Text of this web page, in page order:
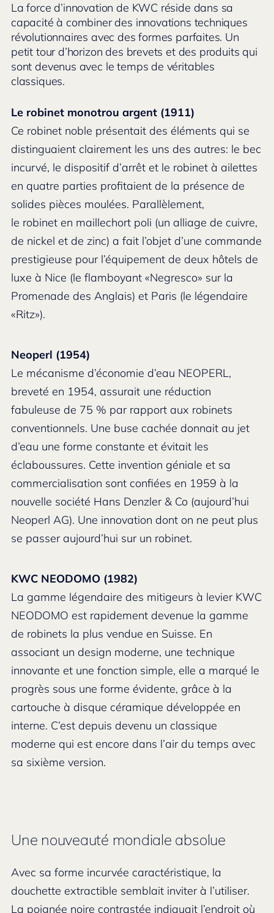
La force d’innovation de KWC réside dans sa
capacité à combiner des innovations techniques
révolutionnaires avec des formes parfaites. Un
petit tour d’horizon des brevets et des produits qui
sont devenus avec le temps de véritables
classiques.
Le robinet monotrou argent (1911)
Ce robinet noble présentait des éléments qui se
distinguaient clairement les uns des autres: le bec
incurvé, le dispositif d’arrêt et le robinet à ailettes
en quatre parties profitaient de la présence de
solides pièces moulées. Parallèlement,
le robinet en maillechort poli (un alliage de cuivre,
de nickel et de zinc) a fait l’objet d’une commande
prestigieuse pour l’équipement de deux hôtels de
luxe à Nice (le flamboyant «Negresco» sur la
Promenade des Anglais) et Paris (le légendaire
«Ritz»).
Neoperl (1954)
Le mécanisme d’économie d’eau NEOPERL,
breveté en 1954, assurait une réduction
fabuleuse de 75 % par rapport aux robinets
conventionnels. Une buse cachée donnait au jet
d’eau une forme constante et évitait les
éclaboussures. Cette invention géniale et sa
commercialisation sont confiées en 1959 à la
nouvelle société Hans Denzler & Co (aujourd’hui
Neoperl AG). Une innovation dont on ne peut plus
se passer aujourd’hui sur un robinet.
KWC NEODOMO (1982)
La gamme légendaire des mitigeurs à levier KWC
NEODOMO est rapidement devenue la gamme
de robinets la plus vendue en Suisse. En
associant un design moderne, une technique
innovante et une fonction simple, elle a marqué le
progrès sous une forme évidente, grâce à la
cartouche à disque céramique développée en
interne. C’est depuis devenu un classique
moderne qui est encore dans l’air du temps avec
sa sixième version.
Une nouveauté mondiale absolue
Avec sa forme incurvée caractéristique, la
douchette extractible semblait inviter à l’utiliser.
La poignée noire contrastée indiquait l’endroit où